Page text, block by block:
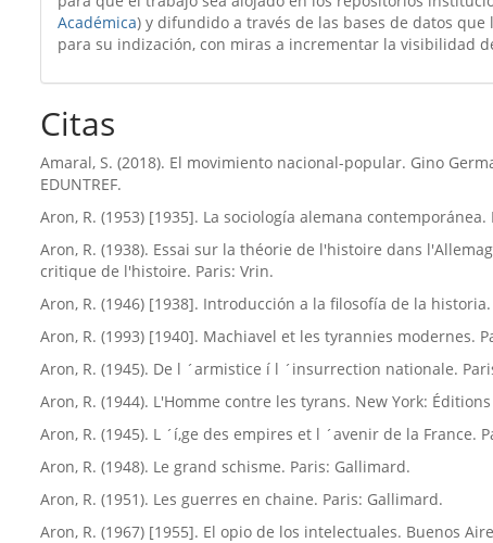
Académica) y difundido a través de las bases de datos
para su indización, con miras a incrementar la visibilidad
Citas
Amaral, S. (2018). El movimiento nacional-popular. Gino
EDUNTREF.
Aron, R. (1953) [1935]. La sociologí­a alemana contemporánea.
Aron, R. (1938). Essai sur la théorie de l'histoire dans
critique de l'histoire. Paris: Vrin.
Aron, R. (1946) [1938]. Introducción a la filosofí­a de la
Aron, R. (1993) [1940]. Machiavel et les tyrannies modernes.
Aron, R. (1945). De l ´armistice í l ´insurrection nationale.
Aron, R. (1944). L'Homme contre les tyrans. New York:
Aron, R. (1945). L ´í‚ge des empires et l ´avenir de la France.
Aron, R. (1948). Le grand schisme. Paris: Gallimard.
Aron, R. (1951). Les guerres en chaine. Paris: Gallimard.
Aron, R. (1967) [1955]. El opio de los intelectuales. Buenos